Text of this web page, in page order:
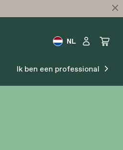
NL
Ik ben een professional